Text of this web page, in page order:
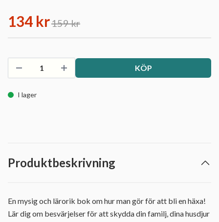
134 kr159 kr
KÖP
I lager
Produktbeskrivning
En mysig och lärorik bok om hur man gör för att bli en häxa!
Lär dig om besvärjelser för att skydda din familj, dina husdjur